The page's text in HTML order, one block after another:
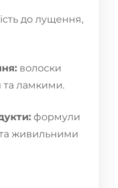
до лущення,
волоски
та ламкими.
формули
живильними